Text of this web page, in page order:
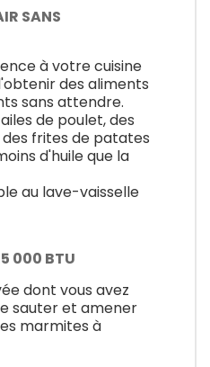
SANS
à votre cuisine
des aliments
sans attendre.
de poulet, des
des frites de patates
d'huile que la
au lave-vaisselle
000 BTU
dont vous avez
sauter et amener
marmites à